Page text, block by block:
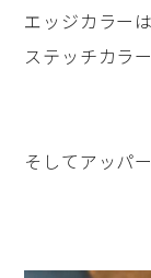
エッジカラー
ステッチカラ
そしてアッパ